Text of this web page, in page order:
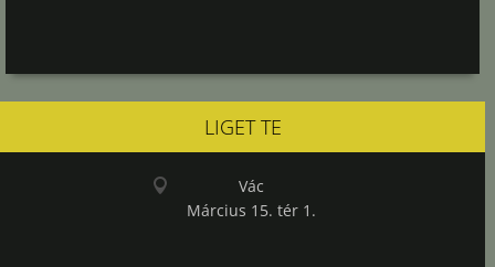
LIGET TE
Vác
Március 15. tér 1.